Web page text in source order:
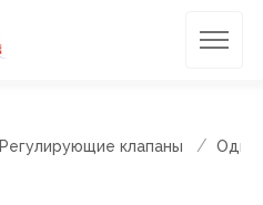
Регулирующие клапаны